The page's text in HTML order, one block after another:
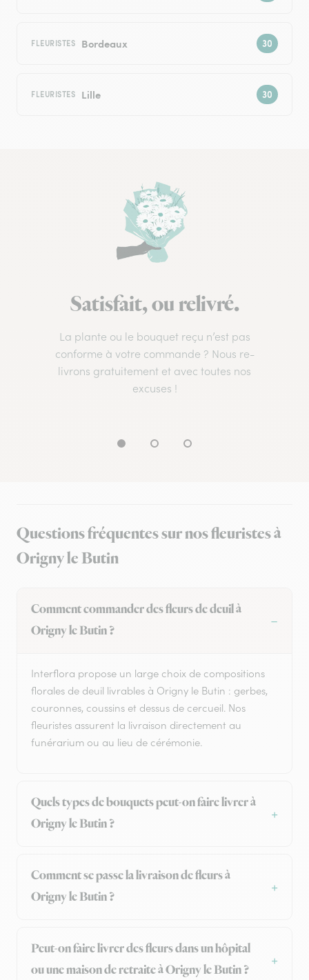
FLEURISTES Bordeaux
FLEURISTES Lille
Satisfait, ou relivré.
La plante ou le bouquet reçu n’est pas
conforme à votre commande ? Nous re-
livrons gratuitement et avec toutes nos
excuses !
Questions fréquentes sur nos fleuristes à
Origny le Butin
Comment commander des fleurs de deuil à
Origny le Butin ?
Interflora propose un large choix de compositions
florales de deuil livrables à Origny le Butin : gerbes,
couronnes, coussins et dessus de cercueil. Nos
fleuristes assurent la livraison directement au
funérarium ou au lieu de cérémonie.
Quels types de bouquets peut-on faire livrer à
Origny le Butin ?
Comment se passe la livraison de fleurs à
Origny le Butin ?
Peut-on faire livrer des fleurs dans un hôpital
ou une maison de retraite à Origny le Butin ?